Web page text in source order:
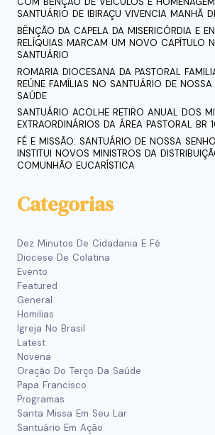
SANTUÁRIO DE IBIRAÇU VIVENCIA MANHÃ
BÊNÇÃO DA CAPELA DA MISERICÓRDIA E
RELÍQUIAS MARCAM UM NOVO CAPÍTULO
SANTUÁRIO
ROMARIA DIOCESANA DA PASTORAL
REÚNE FAMÍLIAS NO SANTUÁRIO DE
SAÚDE
SANTUÁRIO ACOLHE RETIRO ANUAL DOS
EXTRAORDINÁRIOS DA ÁREA PASTORAL BR
FÉ E MISSÃO: SANTUÁRIO DE NOSSA
INSTITUI NOVOS MINISTROS DA
COMUNHÃO EUCARÍSTICA
Categorias
Dez Minutos De Cidadania E Fé
Diocese De Colatina
Evento
Featured
General
Homilias
Igreja No Brasil
Latest
Novena
Oração Do Terço Da Saúde
Papa Francisco
Programas
Santa Missa Em Seu Lar
Santuário Em Ação